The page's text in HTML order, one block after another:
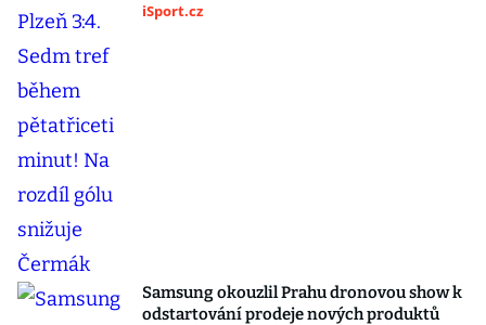
iSport.cz
Samsung okouzlil Prahu dronovou show k
odstartování prodeje nových produktů